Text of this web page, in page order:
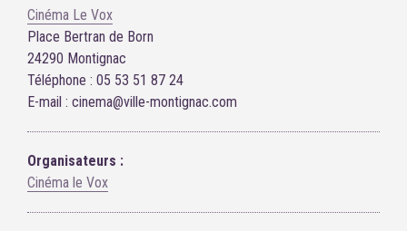
Cinéma Le Vox
Place Bertran de Born
24290 Montignac
Téléphone : 05 53 51 87 24
E-mail : cinema@ville-montignac.com
Organisateurs :
Cinéma le Vox